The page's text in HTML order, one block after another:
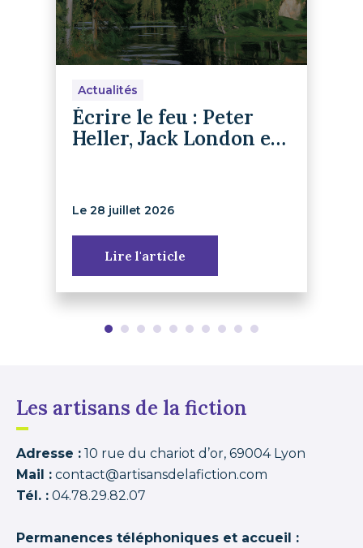
Actualités
Écrire le feu : Peter
Heller, Jack London et
Le 28 juillet 2026
Lire l'article
Les artisans de la fiction
Adresse : 10 rue du chariot d’or, 69004 Lyon
Mail : contact@artisansdelafiction.com
Tél. : 04.78.29.82.07
Permanences téléphoniques et accueil :